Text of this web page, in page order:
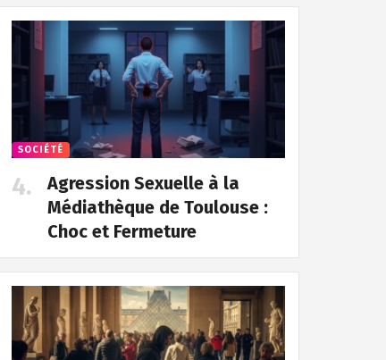
SOCIÉTÉ
Agression Sexuelle à la
Médiathèque de Toulouse :
Choc et Fermeture